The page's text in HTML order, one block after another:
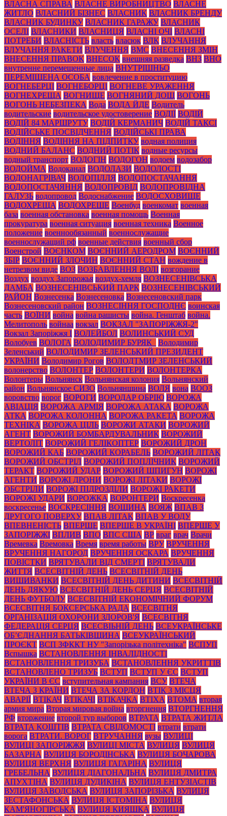
ВЛАСНА СПРАВА ВЛАСНЕ ВИРОБНИЦТВО ВЛАСНЕ
ЖИТЛО ВЛАСНИЙ БІЗНЕС ВЛАСНИК ВЛАСНИК БРЕНДУ
ВЛАСНИК БУДИНКУ ВЛАСНИК ГАРАЖУ ВЛАСНИК
ОСЕЛІ ВЛАСНИКИ ВЛАСНИЦЯ ВЛАСНІ ОЧІ ВЛАСНІ
ПОТРЕБИ ВЛАСНІСТЬ власть власюк ВЛК ВЛУЧАННЯ
ВЛУЧАННЯ РАКЕТИ ВЛУЧЕННЯ ВМС ВНЕСЕННЯ ЗМІН
ВНЕСЕННЯ ПРАВОК ВНЕСОК внешняя разведка ВНЗ ВНО
внутренне перемещенные лица ВНУТРІШНЬО
ПЕРЕМІЩЕНА ОСОБА вовлечение в проституцию
ВОГНЕБЕРЦІ ВОГНЕБОРЦІ ВОГНЕВЕ УРАЖЕННЯ
ВОГНЕХРЕЩА ВОГНИЩЕ ВОГНЯНИЙ ДОЩ ВОГОНЬ
ВОГОНЬ НЕБЕЗПЕКА Вода ВОДА ЙДЕ Водитель
водительские водительское удостоверение ВОДІЇ ВОДІЙ
ВОДІЙ 84 МАРШРУТУ ВОДІЙ КЕРМАНИЧ ВОДІЙ ТАКСІ
ВОДІЙСЬКЕ ПОСВІДЧЕННЯ ВОДІЙСЬКІ ПРАВА
ВОДІННЯ ВОДІННЯ НА ПІДПИТКУ водная полиция
ВОДНИЙ БАЛАНС ВОДНИЙ ПОТІК водные ресурсы
водный транспорт ВОДОГІН ВОДОГОН водоем водозабор
ВОДОЙМА Водоканал ВОДОЛАЗИ ВОДОЛОСТІ
ВОДОНАГРІВАЧ ВОДОПІЛЛЯ ВОДОПОСТАЧАННЯ
ВОДОПОСТАЧЯННЯ ВОДОПРОВІД ВОДОПРОВІДНА
ГАЛУЗЬ водопровод Водоснабжение ВОДОСХОВИЩЕ
ВОДОХРЕЩА ВОДОХРЕЩЕ Военбуд военкомат военная
база военная обстановка военная помощь Военная
прокуратура военная ситуация военная техника Военное
положение военнообязанный военнослужащие
военнослужащий рф военные действия военный сбор
Военстрой ВОЄНКОМ ВОЄННИЙ АЕРОДРОМ ВОЄННИЙ
ЗБІР ВОЄННИЙ ЗЛОЧИН ВОЄННИЙ СТАН вождение в
нетрезвом виде ВОЗ ВОЗБАВЛЕННЯ ВОЛІ возгорание
Воздух воздух Запорожья воздух-хемля ВОЗНЕСЕНІВСЬКА
ДАМБА ВОЗНЕСЕНІВСЬКИЙ ПАРК ВОЗНЕСЕНІВСЬКИЙ
РАЙОН Вознесенка Вознесеновка Вознесеновский парк
Вознесеновский район ВОЗНЕСІННЯ ГОСПОДНЄ воинская
часть ВОЇНИ война война рашисты война. Генштаб война.
Мелитополь войнаа вокзал ВОКЗАЛ "ЗАПОРІЖЖЯ-2"
Вокзал Запоріжжя І ВОЛЕЙБОЛ ВОЛИНСЬКИЙ СУД
Волобуев ВОЛОГА ВОЛОДИМИР БУРЯК_
Володимир
Зеленський ВОЛОДИМИР ЗЕЛЕНСЬКИЙ ПРЕЗИДЕНТ
УКРАЇНИ Володимир Рогов ВОЛОДТМИР ЗЕЛЕНСЬКИЙ
волонерство ВОЛОНТЕР ВОЛОНТЕРИ ВОЛОНТЕРКА
Волонтеры Вольнянск Вольнянская колония Вольнянский
район Вольнянское СИЗО Вольнянщина ВОЛЯ вона ВООЗ
воровство ворог ВОРОГИ ВОРОДАР ОБРІЮ ВОРОЖА
АВІАЦІЯ ВОРОЖА АРМІЯ ВОРОЖА АТАКА ВОРОЖА
АТКА ВОРОЖА КОЛОННА ВОРОЖА РАКЕТА ВОРОЖА
ТЕХНІКА ВОРОЖА ЦІЛЬ ВОРОЖИ АТАКИ ВОРОЖИЙ
АГЕНТ ВОРОЖИЙ БОМБАРДУВАЛЬНИК ВОРОЖИЙ
ВЕРТОЛІТ ВОРОЖИЙ ГЕЛІКОПТЕР ВОРОЖИЙ ДРОН
ВОРОЖИЙ КАБ ВОРОЖИЙ КОРАБЕЛЬ ВОРОЖИЙ ЛІТАК
ВОРОЖИЙ ОБСТРІЛ ВОРОЖИЙ ПОПЛІЧНИК ВОРОЖИЙ
ТЕРАКТ ВОРОЖИЙ УДАР ВОРОЖИЙ ШПИГУН ВОРОЖІ
АГЕНТИ ВОРОЖІ ДРОНИ ВОРОЖІ ЛІТАКИ ВОРОЖІ
ОБСТРІЛИ ВОРОЖІ ПІДРОЗДІЛИ ВОРОЖІ РАКЕТИ
ВОРОЖІ УДАРИ ВОРОЖКА ВОРОНТЕРИ Воскресенка
воскресенье ВОСКРЕСІННЯ ВОЩИНА ВОЯЖ ВПАВ З
ДРУГОГО ПОВЕРХУ ВПАВ ЛІТАК ВПАВ У ВОДУ
ВПЕВНЕНІСТЬ ВПЕРШЕ ВПЕРШЕ В УКРАЇНІ ВПЕРШЕ У
ЗАПОРІЖЖІ ВПЛИВ ВПО ВПС США ВР враг врач Врачи
Времевка Времовка Время время работы ВРУ ВРУЧЕННЯ
ВРУЧЕННЯ НАГОРОД ВРУЧЕННЯ ОСКАРА ВРУЧЕННЯ
ПОВІСТКИ ВРЯТУВАЛИ ВІД СМЕРТІ ВРЯТУВАЛИ
ЖИТТЯ ВСЕСВІТНІЙ ДЕНЬ ВСЕСВІТНІЙ ДЕНЬ
ВИШИВАНКИ ВСЕСВІТНІЙ ДЕНЬ ДИТИНИ ВСЕСВІТНІЙ
ДЕНЬ ДЯКУЮ ВСЕСВІТНІЙ ДЕНЬ СЕРЦЯ ВСЕСВІТНІЙ
ДЕНЬ ФУТБОЛУ ВСЕСВІТНІЙ ЕКОНОМІЧНИЙ ФОРУМ
ВСЕСВІТНЯ БОКСЕРСЬКА РАДА ВСЕСВІТНЯ
ОРГАНІЗАЦІЯ ОХОРОНИ ЗДОРОВ'Я ВСЕСВІТНЯ
ФЕДЕРАЦІЯ СЕРЦЯ ВСЕСВІЬНІЙ ДЕНЬ ВСЕУКРАЇНСЬКЕ
ОБ’ЄДНАННЯ БАТЬКІВЩИНА ВСЕУКРАЇНСЬКИЙ
ПРОЄКТ ВСП ЗФККТ НУ "Запорізька політехніка" ВСПУП
Вспышка ВСТАНОВЛЕННЯ ІНВАЛІДНОСТІ
ВСТАНОВЛЕННЯ ТРИЗУБА ВСТАНОВЛЕННЯ УКРИТТІВ
ВСТАНОВЛЕНО ТРИЗУБ ВСТУП ВСТУП У ЄС ВСТУП
УКРАЇНИ В ЄС вступительная кампания ВСУ ВТЕЧА
ВТЕЧА З КРАЇНИ ВТЕЧА ЗА КОРДОН ВТІК З МІСЦЯ
АВАРІЇ ВТІКАЧ ВТІКАЧІ ВТІКАЧКА ВТІХА ВТОМА вторая
армия мира Вторая мировая война вторгнення ВТОРГНЕННЯ
РФ вторжение второй тур выборов ВТРАТА ВТРАТА ЖИТЛА
ВТРАТА КОШТІВ ВТРАТА СВІДОМОСТІ втрати втрати
ворога ВТРАТИ. ВОРОГ ВТРУЧАННЯ вузы ВУЛИЦІ
ВУЛИЦІ ЗАПОРІЖЖЯ ВУЛИЦІ МІСТА ВУЛИЦЯ ВУЛИЦЯ
БАЗАРНА ВУЛИЦЯ БОРОДІНСЬКА ВУЛИЦЯ БОЧАРОВА
ВУЛИЦЯ ВЕРХНЯ ВУЛИЦЯ ГАГАРІНА ВУЛИЦЯ
ГРЕБЕЛЬНА ВУЛИЦЯ ДІАГОНАЛЬНА ВУЛИЦЯ ДМИТРА
АПУХТІНА ВУЛИЦЯ ДУДИКІНА ВУЛИЦЯ ЕНТУЗІАСТІВ
ВУЛИЦЯ ЗАВОДСЬКА ВУЛИЦЯ ЗАПОРІЗЬКА ВУЛИЦЯ
ЗЕСТАФОНСЬКА ВУЛИЦЯ ІСТОМІНА ВУЛИЦЯ
КАМ'ЯНОГІРСЬКА ВУЛИЦЯ КИЯШКА ВУЛИЦЯ